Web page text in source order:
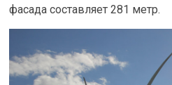
фасада составляет 281 метр.